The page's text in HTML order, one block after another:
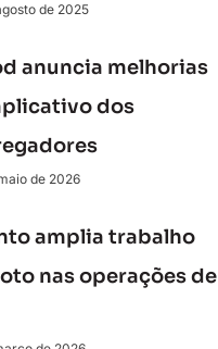
de 2025
anuncia melhorias
dos
de 2026
amplia trabalho
nas operações de